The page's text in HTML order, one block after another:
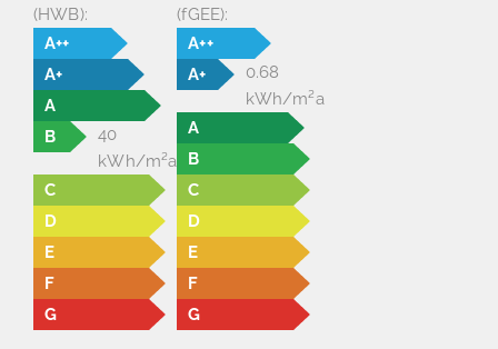
(HWB):
A++
A+
A
B
40
kWh/m²a
C
D
E
F
G
(fGEE):
A++
A+
0.68
kWh/m²a
A
B
C
D
E
F
G